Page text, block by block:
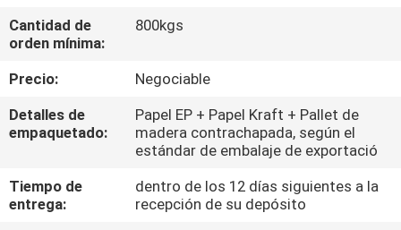
CONTROL
CALIDAD
CONTÁCTENOS
NOTICIAS
Cantidad de
orden mínima:
800kgs
Precio:
Negociable
Detalles de
empaquetado:
Papel EP + Papel Kraft + Pallet de
madera contrachapada, según el
estándar de embalaje de exportació
Tiempo de
entrega:
dentro de los 12 días siguientes a la
recepción de su depósito